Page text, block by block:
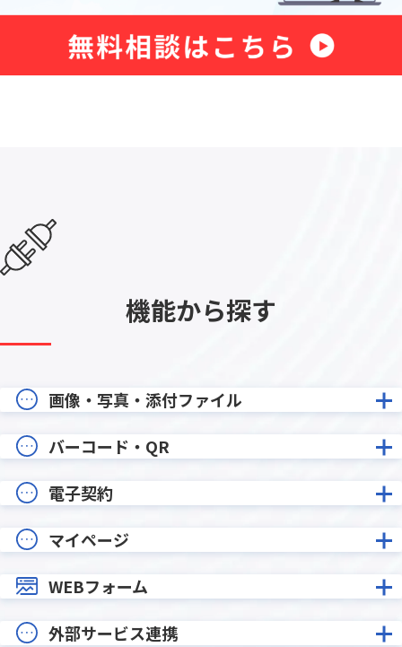
機能から探す
画像・写真・添付ファイル
バーコード・QR
電子契約
マイページ
WEBフォーム
外部サービス連携